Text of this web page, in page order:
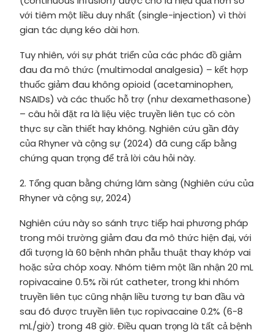
với tiêm một liều duy nhất (single-injection) vì thời
gian tác dụng kéo dài hơn.
Tuy nhiên, với sự phát triển của các phác đồ giảm
đau đa mô thức (multimodal analgesia) – kết hợp
thuốc giảm đau không opioid (acetaminophen,
NSAIDs) và các thuốc hỗ trợ (như dexamethasone)
– câu hỏi đặt ra là liệu việc truyền liên tục có còn
thực sự cần thiết hay không. Nghiên cứu gần đây
của Rhyner và cộng sự (2024) đã cung cấp bằng
chứng quan trọng để trả lời câu hỏi này.
2. Tổng quan bằng chứng lâm sàng (Nghiên cứu của
Rhyner và cộng sự, 2024)
Nghiên cứu này so sánh trực tiếp hai phương pháp
trong môi trường giảm đau đa mô thức hiện đại, với
đối tượng là 60 bệnh nhân phẫu thuật thay khớp vai
hoặc sửa chóp xoay. Nhóm tiêm một lần nhận 20 mL
ropivacaine 0.5% rồi rút catheter, trong khi nhóm
truyền liên tục cũng nhận liều tương tự ban đầu và
sau đó được truyền liên tục ropivacaine 0.2% (6-8
mL/giờ) trong 48 giờ. Điều quan trọng là tất cả bệnh